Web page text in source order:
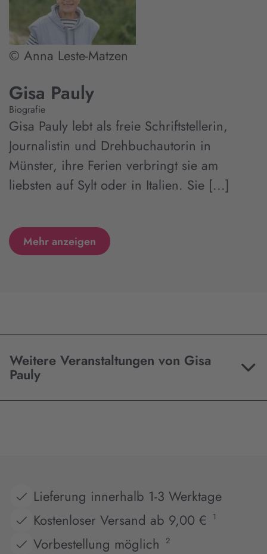
© Anna Leste-Matzen
Gisa Pauly
Biografie
Gisa Pauly lebt als freie Schriftstellerin,
Journalistin und Drehbuchautorin in
Münster, ihre Ferien verbringt sie am
liebsten auf Sylt oder in Italien. Sie [...]
Mehr anzeigen
Weitere Veranstaltungen von Gisa
Pauly
Lieferung innerhalb 1-3 Werktage
Kostenloser Versand ab 9,00 €
1
Vorbestellung möglich 2